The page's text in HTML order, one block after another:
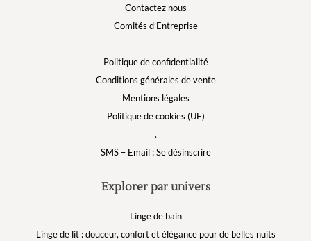
Contactez nous
Comités d’Entreprise
Politique de confidentialité
Conditions générales de vente
Mentions légales
Politique de cookies (UE)
.
SMS – Email : Se désinscrire
Explorer par univers
Linge de bain
Linge de lit : douceur, confort et élégance pour de belles nuits